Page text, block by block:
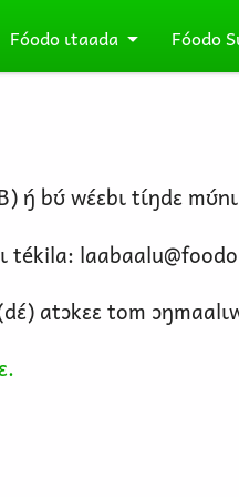
Fóodo ɩtaada Fóodo
ŋ́ bʊ́ wɛ́ɛbɩ tɩ́ŋdɛ
tékila:
atɔkɛɛ tom